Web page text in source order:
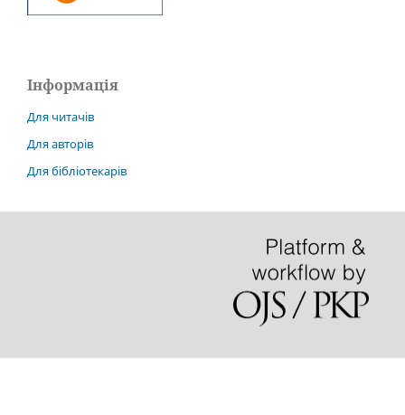
Інформація
Для читачів
Для авторів
Для бібліотекарів